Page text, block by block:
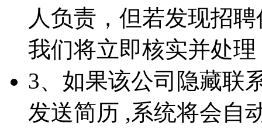
人负责，但若发现招
我们将立即核实并处理
3、如果该公司隐藏联
发送简历 ,系统将会自